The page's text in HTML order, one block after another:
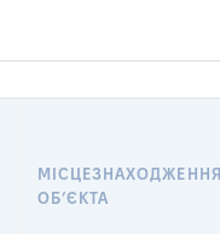
МІСЦЕЗНАХОДЖЕННЯ
ОБʼЄКТА